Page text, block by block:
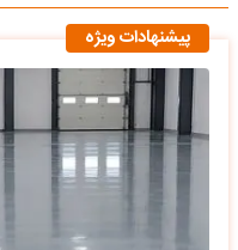
پیشنهادات ویژه